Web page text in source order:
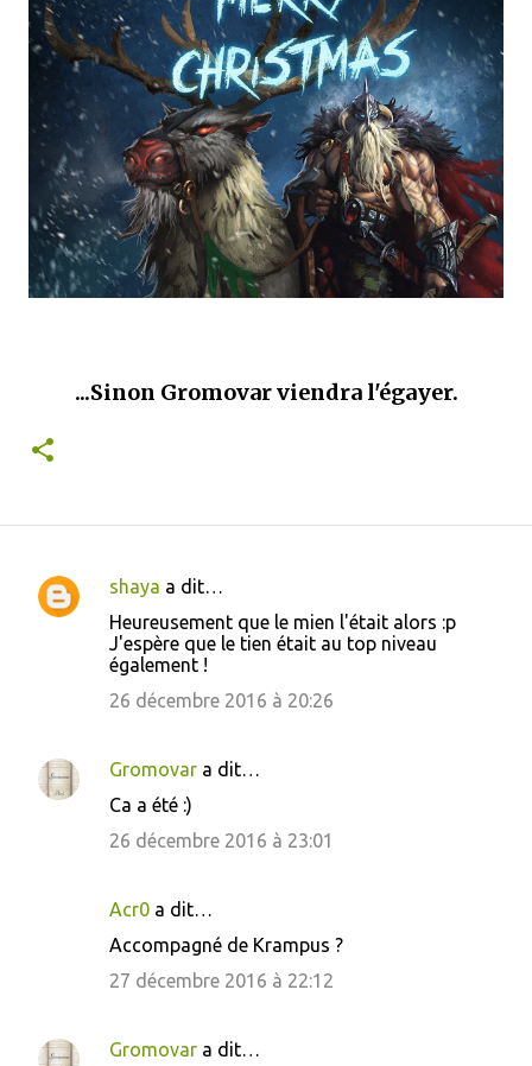
que Thomas connaissait et appréciait Olivier. Marlowe découvre une ville qu’il
ne connaissait pas, habitée par la méfiance, la peur et le rigorisme de la Ligue,
une ville pleine de mystères et de vieilles rancœurs. La Dame d...
...Sinon Gromovar viendra l'égayer.
C
n
t
shaya a dit…
Heureusement que le mien l'était alors :p
J'espère que le tien était au top niveau
également !
26 décembre 2016 à 20:26
Gromovar a dit…
Ca a été :)
26 décembre 2016 à 23:01
Acr0 a dit…
Accompagné de Krampus ?
27 décembre 2016 à 22:12
Gromovar a dit…